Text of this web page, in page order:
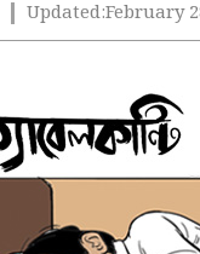
Updated:February